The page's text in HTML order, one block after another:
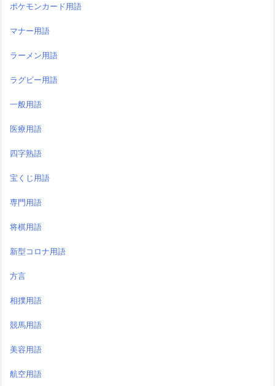
ポケモンカード用語
マナー用語
ラーメン用語
ラグビー用語
一般用語
医療用語
四字熟語
宝くじ用語
専門用語
将棋用語
新型コロナ用語
方言
相撲用語
競馬用語
美容用語
航空用語